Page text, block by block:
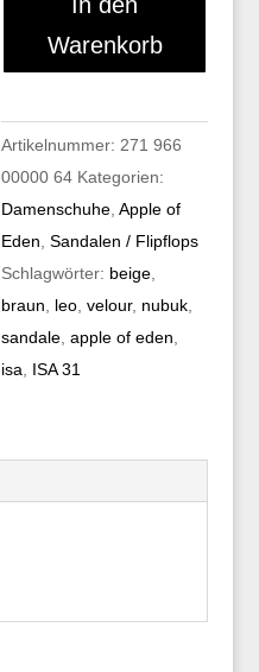
Warenkorb
Artikelnummer: 271 966
00000 64 Kategorien:
Damenschuhe ,Apple of
Eden ,Sandalen / Flipflops
Schlagwörter: beige
braun
leo ,velour, nubuk
sandale ,apple of eden
isa
ISA 31